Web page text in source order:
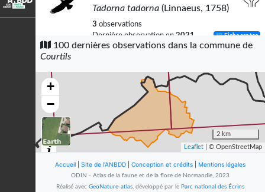
Tadorna tadorna (Linnaeus, 1758)
3 observations
Dernière observation en 2021 Fiche espèce
Vanellus vanellus(Linnaeus, 1758)
observations
Dernière observation en2021 Fiche espèce
Mouette rieuse
Chroicocephalus ridibundus
(Linnaeus, 1766)
Dernière observation en
100 dernières observations dans la commune de
Courtils
+
−
2 km
Leaflet | © OpenStreetMap
Accueil Site de l'ANBDD Conception et crédits Mentions légales
ODIN - Atlas de la faune et de la flore de Normandie, 2023
Réalisé avec GeoNature-atlas, développé par le Parc national des Écrins